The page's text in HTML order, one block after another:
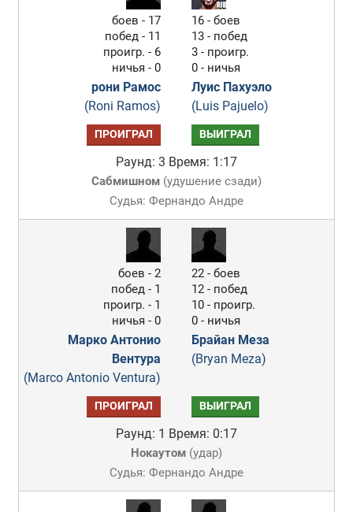
боев - 17
побед - 11
проигр. - 6
ничья - 0
рони Рамос
(Roni Ramos)
16 - боев
13 - побед
3 - проигр.
0 - ничья
Луис Пахуэло
(Luis Pajuelo)
ПРОИГРАЛ ВЫИГРАЛ
Раунд: 3 Время: 1:17
Сабмишном(удушение сзади)
Судья: Фернандо Андре
боев - 2
побед - 1
проигр. - 1
ничья - 0
Марко Антонио
Вентура
(Marco Antonio Ventura)
22 - боев
12 - побед
10 - проигр.
0 - ничья
Брайан Меза
(Bryan Meza)
ПРОИГРАЛ ВЫИГРАЛ
Раунд: 1 Время: 0:17
Нокаутом(удар)
Судья: Фернандо Андре